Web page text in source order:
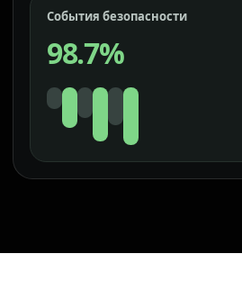
События безопасности
98.7%